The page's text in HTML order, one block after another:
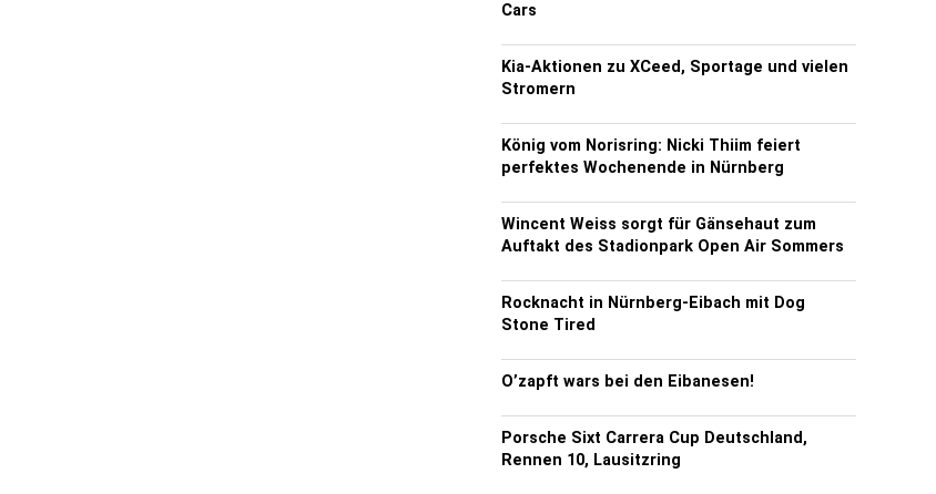
Cars
Kia-Aktionen zu XCeed, Sportage und vielen
Stromern
König vom Norisring: Nicki Thiim feiert
perfektes Wochenende in Nürnberg
Wincent Weiss sorgt für Gänsehaut zum
Auftakt des Stadionpark Open Air Sommers
Rocknacht in Nürnberg-Eibach mit Dog
Stone Tired
O’zapft wars bei den Eibanesen!
Porsche Sixt Carrera Cup Deutschland,
Rennen 10, Lausitzring